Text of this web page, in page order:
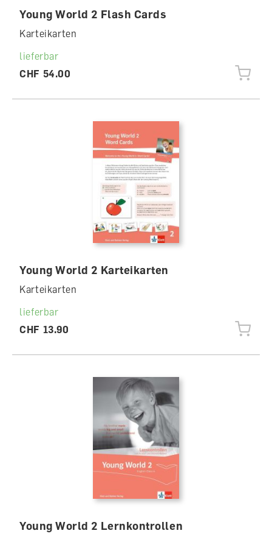
Young World 2 Flash Cards
Karteikarten
lieferbar
CHF 54.00
Young World 2 Karteikarten
Karteikarten
lieferbar
CHF 13.90
Young World 2 Lernkontrollen